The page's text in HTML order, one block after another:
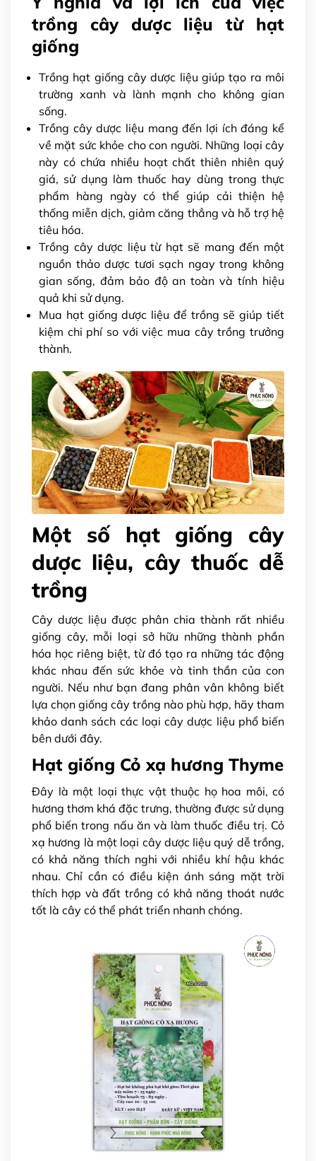
trồng cây dược liệu từ hạt
giống
Trồng hạt giống cây dược liệu giúp tạo ra môi
trường xanh và lành mạnh cho không gian
sống.
Trồng cây dược liệu mang đến lợi ích đáng kể
về mặt sức khỏe cho con người. Những loại cây
này có chứa nhiều hoạt chất thiên nhiên quý
giá, sử dụng làm thuốc hay dùng trong thực
phẩm hàng ngày có thể giúp cải thiện hệ
thống miễn dịch, giảm căng thẳng và hỗ trợ hệ
tiêu hóa.
Trồng cây dược liệu từ hạt sẽ mang đến một
nguồn thảo dược tươi sạch ngay trong không
gian sống, đảm bảo độ an toàn và tính hiệu
quả khi sử dụng.
Mua hạt giống dược liệu để trồng sẽ giúp tiết
kiệm chi phí so với việc mua cây trồng trưởng
thành.
Một số hạt giống cây
dược liệu, cây thuốc dễ
trồng
Cây dược liệu được phân chia thành rất nhiều
giống cây, mỗi loại sở hữu những thành phần
hóa học riêng biệt, từ đó tạo ra những tác động
khác nhau đến sức khỏe và tinh thần của con
người. Nếu như bạn đang phân vân không biết
lựa chọn giống cây trồng nào phù hợp, hãy tham
khảo danh sách các loại cây dược liệu phổ biến
bên dưới đây.
Hạt giống Cỏ xạ hương Thyme
Đây là một loại thực vật thuộc họ hoa môi, có
hương thơm khá đặc trưng, thường được sử dụng
phổ biến trong nấu ăn và làm thuốc điều trị. Cỏ
xạ hương là một loại cây dược liệu quý dễ trồng,
có khả năng thích nghi với nhiều khí hậu khác
nhau. Chỉ cần có điều kiện ánh sáng mặt trời
thích hợp và đất trồng có khả năng thoát nước
tốt là cây có thể phát triển nhanh chóng.